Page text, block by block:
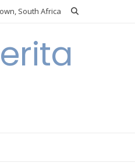
South Africa